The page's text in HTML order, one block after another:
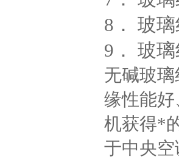
8． 玻
9． 玻
无碱玻
缘性能
机获得*
于中央